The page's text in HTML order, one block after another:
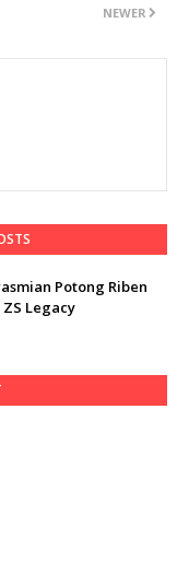
NEWER
Potong Riben
Legacy